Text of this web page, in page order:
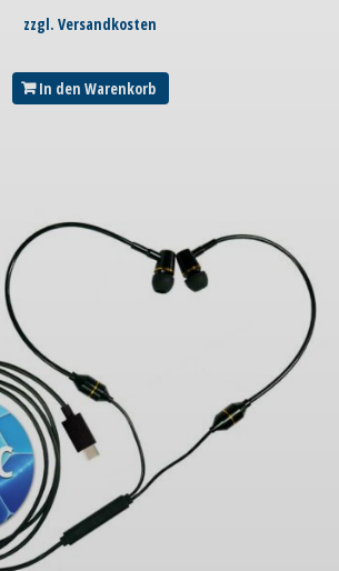
zzgl. Versandkosten
In den Warenkorb